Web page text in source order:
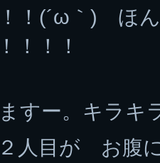
！(´ω｀) ほ
！！
すー。キラキ
人目が お腹